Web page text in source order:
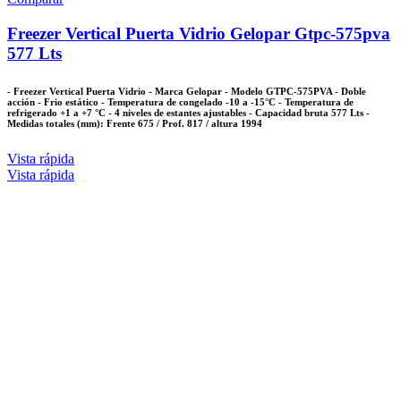
Freezer Vertical Puerta Vidrio Gelopar Gtpc-575pva
577 Lts
- Freezer Vertical Puerta Vidrio - Marca Gelopar - Modelo GTPC-575PVA - Doble
acción - Frio estático - Temperatura de congelado -10 a -15°C - Temperatura de
refrigerado +1 a +7 °C - 4 niveles de estantes ajustables - Capacidad bruta 577 Lts -
Medidas totales (mm): Frente 675 / Prof. 817 / altura 1994
Vista rápida
Vista rápida